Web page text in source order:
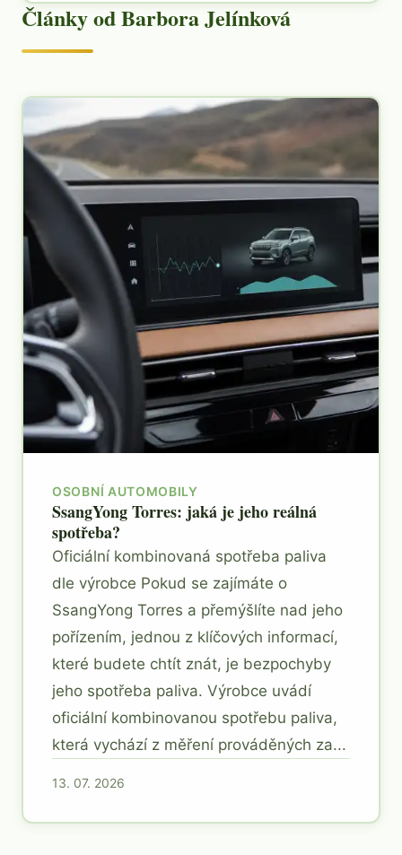
Články od Barbora Jelínková
OSOBNÍ AUTOMOBILY
SsangYong Torres: jaká je jeho reálná
spotřeba?
Oficiální kombinovaná spotřeba paliva
dle výrobce Pokud se zajímáte o
SsangYong Torres a přemýšlíte nad jeho
pořízením, jednou z klíčových informací,
které budete chtít znát, je bezpochyby
jeho spotřeba paliva. Výrobce uvádí
oficiální kombinovanou spotřebu paliva,
která vychází z měření prováděných za...
13. 07. 2026